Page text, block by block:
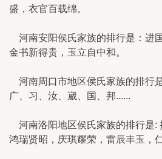
盛，衣官百载绵。
河南安阳侯氏家族的排行是：进
金书新得贵，玉立自中和。
河南周口市地区侯氏家族的排行
广、习、汝、崴、国、邦......
河南洛阳地区侯氏家族的排行是:
鸿瑞贤昭，庆琪耀荣，雷辰丰玉，